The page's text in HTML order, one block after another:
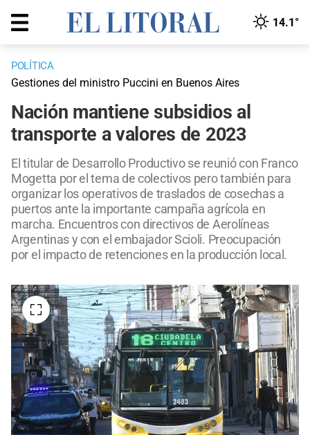
14.1°
POLÍTICA
Gestiones del ministro Puccini en Buenos Aires
Nación mantiene subsidios al
transporte a valores de 2023
El titular de Desarrollo Productivo se reunió con Franco
Mogetta por el tema de colectivos pero también para
organizar los operativos de traslados de cosechas a
puertos ante la importante campaña agrícola en
marcha. Encuentros con directivos de Aerolíneas
Argentinas y con el embajador Scioli. Preocupación
por el impacto de retenciones en la producción local.